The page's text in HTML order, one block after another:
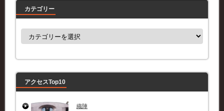
カテゴリー
カ
ー
アクセスTop10
織陣